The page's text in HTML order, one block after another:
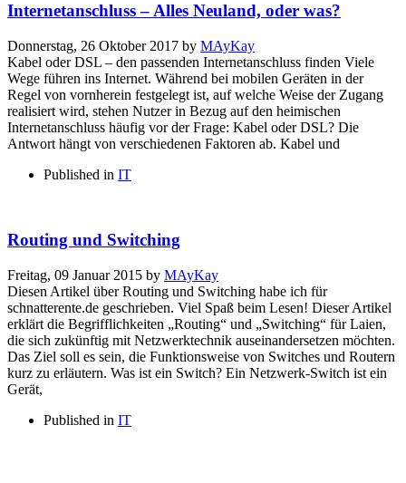
Internetanschluss – Alles Neuland, oder was?
Donnerstag, 26 Oktober 2017 by MAyKay
Kabel oder DSL – den passenden Internetanschluss finden Viele
Wege führen ins Internet. Während bei mobilen Geräten in der
Regel von vornherein festgelegt ist, auf welche Weise der Zugang
realisiert wird, stehen Nutzer in Bezug auf den heimischen
Internetanschluss häufig vor der Frage: Kabel oder DSL? Die
Antwort hängt von verschiedenen Faktoren ab. Kabel und
Published in IT
Routing und Switching
Freitag, 09 Januar 2015 by MAyKay
Diesen Artikel über Routing und Switching habe ich für
schnatterente.de geschrieben. Viel Spaß beim Lesen! Dieser Artikel
erklärt die Begrifflichkeiten „Routing“ und „Switching“ für Laien,
die sich zukünftig mit Netzwerktechnik auseinandersetzen möchten.
Das Ziel soll es sein, die Funktionsweise von Switches und Routern
kurz zu erläutern. Was ist ein Switch? Ein Netzwerk-Switch ist ein
Gerät,
Published in IT